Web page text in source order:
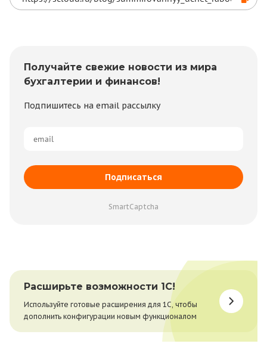
Получайте свежие новости из мира
бухгалтерии и финансов!
Подпишитесь на email рассылку
Подписаться
SmartCaptcha
Расширьте возможности 1С!
Используйте готовые расширения для 1С, чтобы
дополнить конфигурации новым функционалом